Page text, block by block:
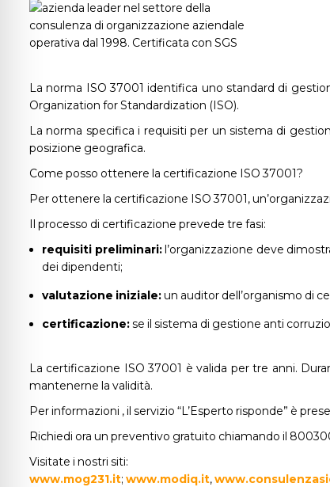
La norma ISO 37001 identifica uno standard di
Organization for Standardization (ISO).
La norma specifica i requisiti per un sistema di
posizione geografica.
Come posso ottenere la certificazione ISO 37001?
Per ottenere la certificazione ISO 37001,
Il processo di certificazione prevede tre fasi:
requisiti preliminari:l’organizzazione deve
dei dipendenti;
valutazione iniziale:un auditor dell’organismo di
certificazione:se il sistema di gestione anti
La certificazione ISO 37001 è valida per tre anni.
mantenerne la validità.
Per informazioni , il servizio “L’Esperto risponde” è
Richiedi ora un preventivo gratuito chiamando il
Visitate i nostri siti:
www.mog231.it; www.modiq.it,